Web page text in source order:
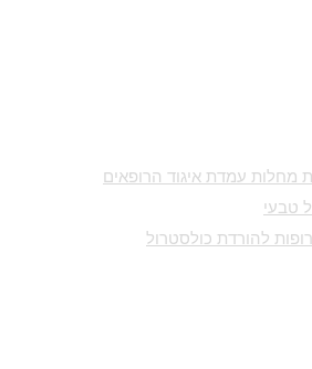
מחלות עמדת איגוד הרופאים
טבעי
להורדת כולסטרול